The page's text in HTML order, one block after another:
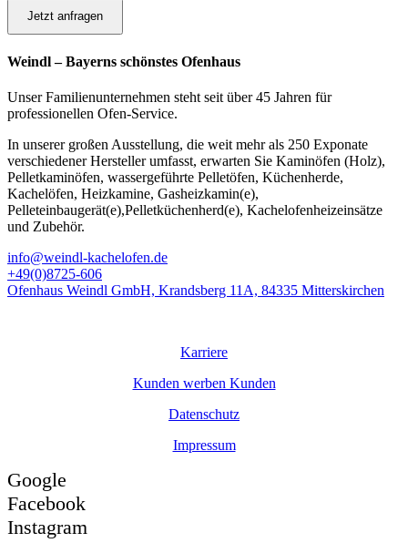
Jetzt anfragen
Weindl – Bayerns schönstes Ofenhaus
Unser Familienunternehmen steht seit über 45 Jahren für
professionellen Ofen-Service.
In unserer großen Ausstellung, die weit mehr als 250 Exponate
verschiedener Hersteller umfasst, erwarten Sie Kaminöfen (Holz),
Pelletkaminöfen, wassergeführte Pelletöfen, Küchenherde,
Kachelöfen, Heizkamine, Gasheizkamin(e),
Pelleteinbaugerät(e),Pelletküchenherd(e), Kachelofenheizeinsätze
und Zubehör.
info@weindl-kachelofen.de
+49(0)8725-606
Ofenhaus Weindl GmbH, Krandsberg 11A, 84335 Mitterskirchen
Karriere
Kunden werben Kunden
Datenschutz
Impressum
Google
Facebook
Instagram